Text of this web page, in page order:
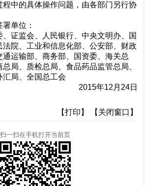
中的具体操作问题，由各部门另行协
单位：
监会、人民银行、中央文明办、国
院、工业和信息化部、公安部、财政
运输部、商务部、国资委、海关总
局、质检总局、食品药品监管总局、
局、全国总工会
2015年12月24日
【打印】
【关闭窗口】
扫一扫在手机打开当前页